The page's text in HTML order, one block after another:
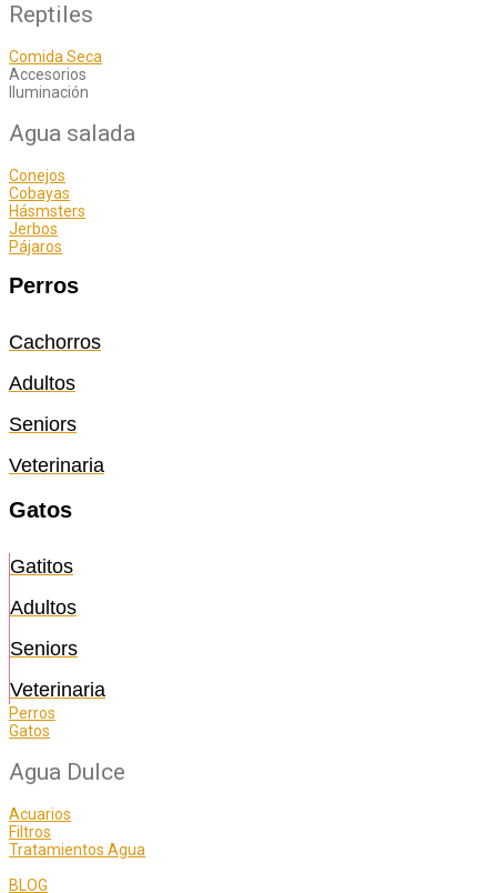
Reptiles
Comida Seca
Accesorios
Iluminación
Agua salada
Conejos
Cobayas
Hásmsters
Jerbos
Pájaros
Perros
Cachorros
Adultos
Seniors
Veterinaria
Gatos
Gatitos
Adultos
Seniors
Veterinaria
Perros
Gatos
Agua Dulce
Acuarios
Filtros
Tratamientos Agua
BLOG